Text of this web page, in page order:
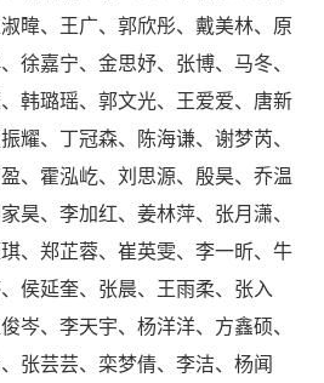
暐、王广、郭欣彤、戴美林、原
徐嘉宁、金思妤、张博、马冬、
韩璐瑶、郭文光、王爱爱、唐新
耀、丁冠森、陈海谦、谢梦芮、
、霍泓屹、刘思源、殷昊、乔温
昊、李加红、姜林萍、张月潇、
、郑芷蓉、崔英雯、李一昕、牛
侯延奎、张晨、王雨柔、张入
岑、李天宇、杨洋洋、方鑫硕、
张芸芸、栾梦倩、李洁、杨闻